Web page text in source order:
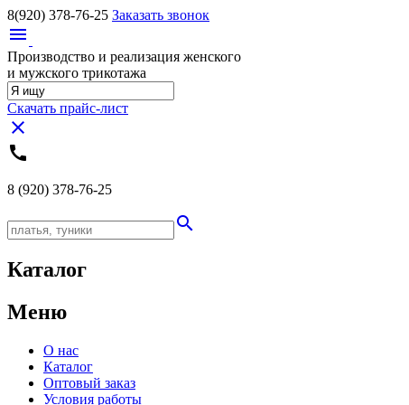
8(920) 378-76-25 Заказать звонок
menu
Производство и реализация женского
и мужского трикотажа
Скачать прайс-лист
close
call
8 (920) 378-76-25
search
Каталог
Меню
О нас
Каталог
Оптовый заказ
Условия работы